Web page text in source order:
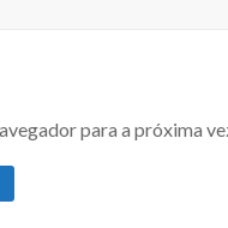
para a próxima